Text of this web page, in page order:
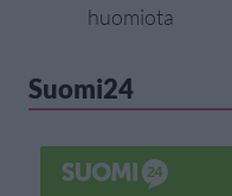
huomiota
Suomi24